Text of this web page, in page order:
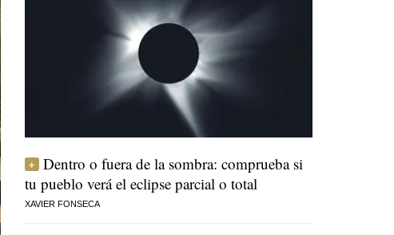
Dentro o fuera de la sombra: comprueba si
tu pueblo verá el eclipse parcial o total
XAVIER FONSECA